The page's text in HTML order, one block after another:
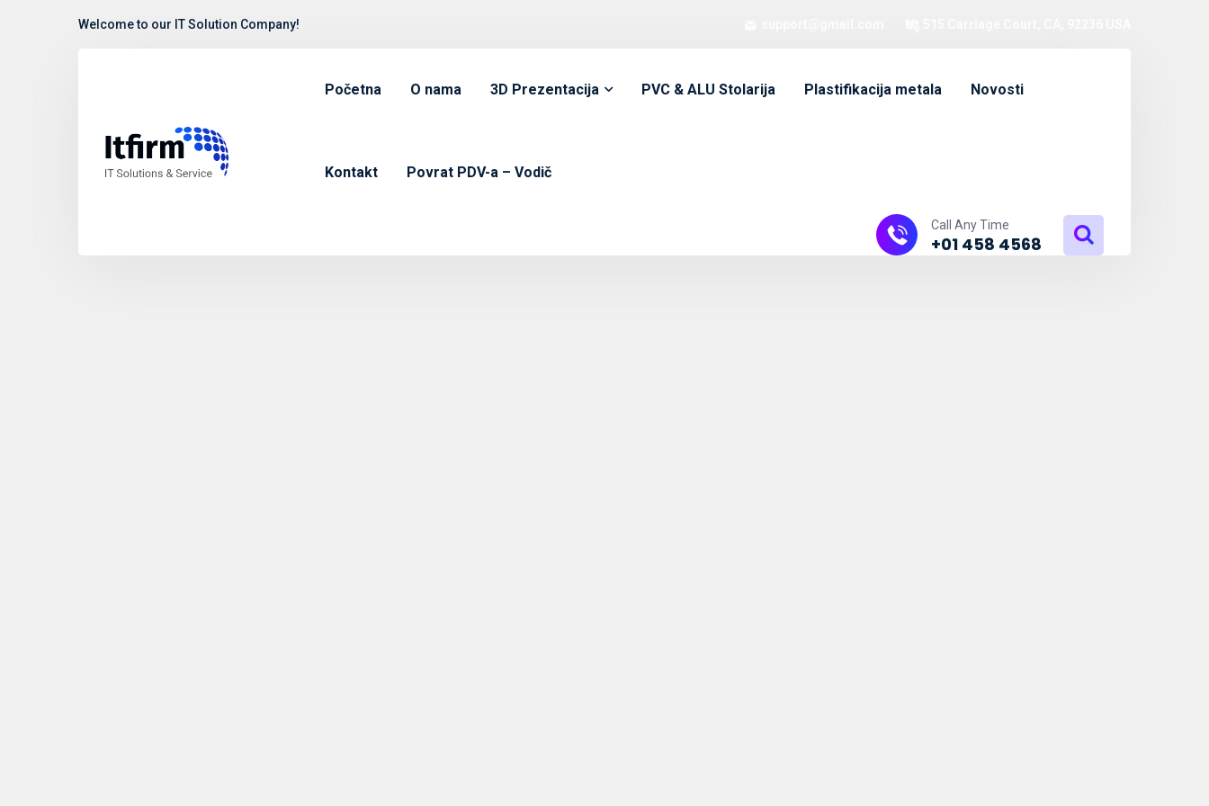
Welcome to our IT Solution Company!
Početna O nama 3D Prezentacija PVC & ALU Stolarija Plastifikacija metala Novosti
Kontakt Povrat PDV-a – Vodič
Call Any Time
+01 458 4568